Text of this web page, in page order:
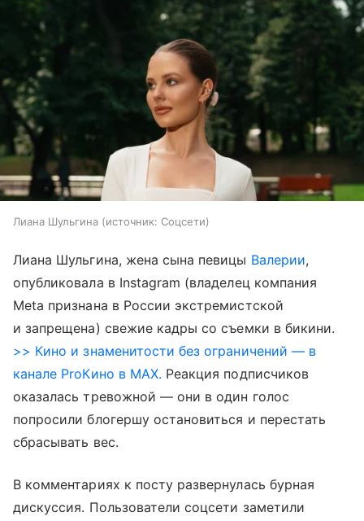
Лиана Шульгина источник: Соцсети
Лиана Шульгина, жена сына певицы Валерии,
опубликовала в Instagram (владелец компания
Meta признана в России экстремистской
и запрещена) свежие кадры со съемки в бикини.
>> Кино и знаменитости без ограничений — в
канале ProКино в MAX. Реакция подписчиков
оказалась тревожной — они в один голос
попросили блогершу остановиться и перестать
сбрасывать вес.
В комментариях к посту развернулась бурная
дискуссия. Пользователи соцсети заметили